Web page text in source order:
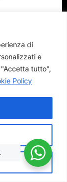
di
e
tutto",
Policy
positivo
Ciò
di
alla
di
della